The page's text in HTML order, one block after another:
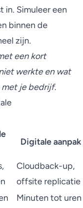
in. Simuleer een
binnen de
zijn.
een kort
werkte en wat
met je bedrijf.
Digitale aanpak
Cloudback-up,
offsite replicatie
Minuten tot uren